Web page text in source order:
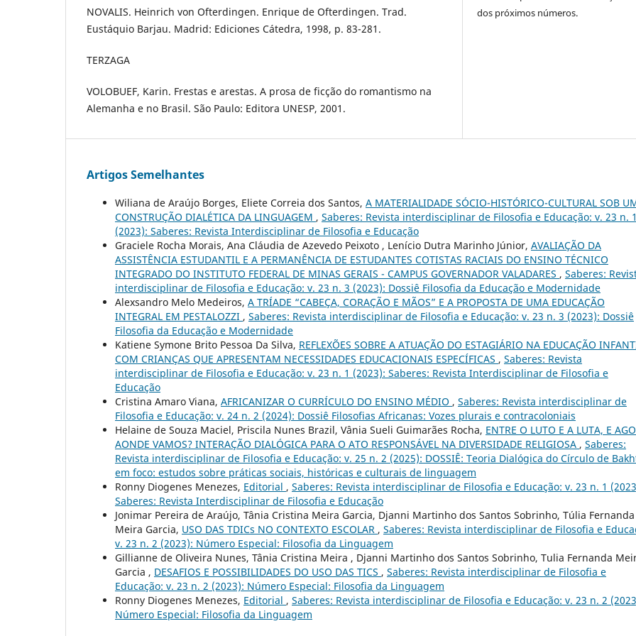
NOVALIS. Heinrich von Ofterdingen. Enrique de Ofterdingen. Trad.
Eustáquio Barjau. Madrid: Ediciones Cátedra, 1998, p. 83-281.
TERZAGA
VOLOBUEF, Karin. Frestas e arestas. A prosa de ficção do romantismo na
Alemanha e no Brasil. São Paulo: Editora UNESP, 2001.
dos próximos números.
Artigos Semelhantes
Wiliana de Araújo Borges, Eliete Correia dos Santos, A MATERIALIDADE SÓCIO-HISTÓRICO-CULTURAL SOB
CONSTRUÇÃO DIALÉTICA DA LINGUAGEM , Saberes: Revista interdisciplinar de Filosofia e Educação: v. 23 n. 1
(2023): Saberes: Revista Interdisciplinar de Filosofia e Educação
Graciele Rocha Morais, Ana Cláudia de Azevedo Peixoto , Lenício Dutra Marinho Júnior, AVALIAÇÃO DA
ASSISTÊNCIA ESTUDANTIL E A PERMANÊNCIA DE ESTUDANTES COTISTAS RACIAIS DO ENSINO TÉCNICO
INTEGRADO DO INSTITUTO FEDERAL DE MINAS GERAIS - CAMPUS GOVERNADOR VALADARES , Saberes:
interdisciplinar de Filosofia e Educação: v. 23 n. 3 (2023): Dossiê Filosofia da Educação e Modernidade
Alexsandro Melo Medeiros, A TRÍADE “CABEÇA, CORAÇÃO E MÃOS” E A PROPOSTA DE UMA EDUCAÇÃO
INTEGRAL EM PESTALOZZI , Saberes: Revista interdisciplinar de Filosofia e Educação: v. 23 n. 3 (2023): Dossiê
Filosofia da Educação e Modernidade
Katiene Symone Brito Pessoa Da Silva, REFLEXÕES SOBRE A ATUAÇÃO DO ESTAGIÁRIO NA EDUCAÇÃO
COM CRIANÇAS QUE APRESENTAM NECESSIDADES EDUCACIONAIS ESPECÍFICAS , Saberes: Revista
interdisciplinar de Filosofia e Educação: v. 23 n. 1 (2023): Saberes: Revista Interdisciplinar de Filosofia e
Educação
Cristina Amaro Viana, AFRICANIZAR O CURRÍCULO DO ENSINO MÉDIO , Saberes: Revista interdisciplinar de
Filosofia e Educação: v. 24 n. 2 (2024): Dossiê Filosofias Africanas: Vozes plurais e contracoloniais
Helaine de Souza Maciel, Priscila Nunes Brazil, Vânia Sueli Guimarães Rocha, ENTRE O LUTO E A LUTA, E
AONDE VAMOS? INTERAÇÃO DIALÓGICA PARA O ATO RESPONSÁVEL NA DIVERSIDADE RELIGIOSA , Saberes:
Revista interdisciplinar de Filosofia e Educação: v. 25 n. 2 (2025): DOSSIÊ: Teoria Dialógica do Círculo de
em foco: estudos sobre práticas sociais, históricas e culturais de linguagem
Ronny Diogenes Menezes, Editorial , Saberes: Revista interdisciplinar de Filosofia e Educação: v. 23 n. 1
Saberes: Revista Interdisciplinar de Filosofia e Educação
Jonimar Pereira de Araújo, Tânia Cristina Meira Garcia, Djanni Martinho dos Santos Sobrinho, Túlia Fernanda
Meira Garcia, USO DAS TDICs NO CONTEXTO ESCOLAR , Saberes: Revista interdisciplinar de Filosofia e
v. 23 n. 2 (2023): Número Especial: Filosofia da Linguagem
Gillianne de Oliveira Nunes, Tânia Cristina Meira , Djanni Martinho dos Santos Sobrinho, Tulia Fernanda
Garcia , DESAFIOS E POSSIBILIDADES DO USO DAS TICS , Saberes: Revista interdisciplinar de Filosofia e
Educação: v. 23 n. 2 (2023): Número Especial: Filosofia da Linguagem
Ronny Diogenes Menezes, Editorial , Saberes: Revista interdisciplinar de Filosofia e Educação: v. 23 n. 2
Número Especial: Filosofia da Linguagem